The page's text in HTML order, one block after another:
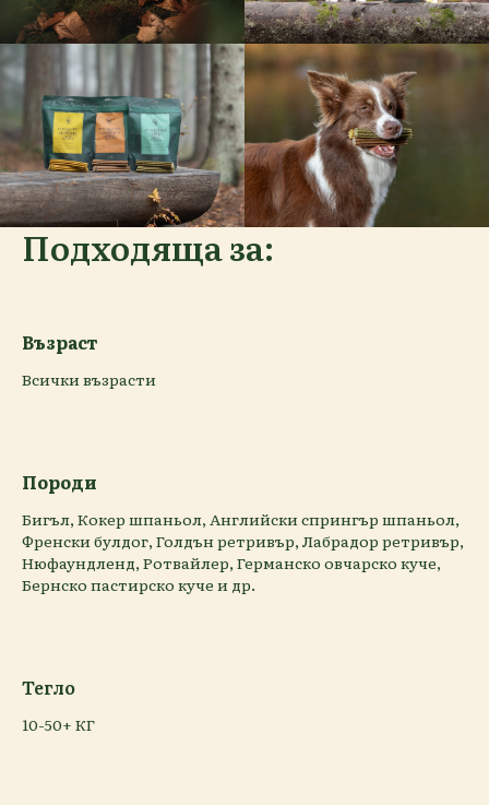
Подходяща за:
Възраст
Всички възрасти
Породи
Бигъл, Кокер шпаньол, Английски спрингър шпаньол,
Френски булдог, Голдън ретривър, Лабрадор ретривър,
Нюфаундленд, Ротвайлер, Германско овчарско куче,
Бернско пастирско куче и др.
Тегло
10-50+ КГ